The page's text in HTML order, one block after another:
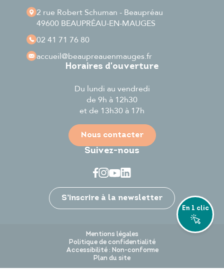
Je participe
2 rue Robert Schuman - Beaupréau
49600 BEAUPRÉAU-EN-MAUGES
02 41 71 76 80
accueil@beaupreauenmauges.fr
Horaires d'ouverture
Du lundi au vendredi
de 9h à 12h30
et de 13h30 à 17h
Nous contacter
Suivez-nous
S’inscrire à la newsletter
Mentions légales
Politique de confidentialité
Accessibilité : Non-conforme
Plan du site
En 1 clic